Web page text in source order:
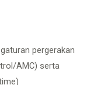
pergerakan
AMC) serta